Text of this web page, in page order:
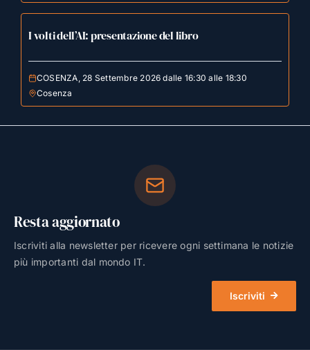
I volti dell’AI: presentazione del libro
COSENZA, 28 Settembre 2026 dalle 16:30 alle 18:30
Cosenza
Resta aggiornato
Iscriviti alla newsletter per ricevere ogni settimana le notizie
più importanti dal mondo IT.
Iscriviti